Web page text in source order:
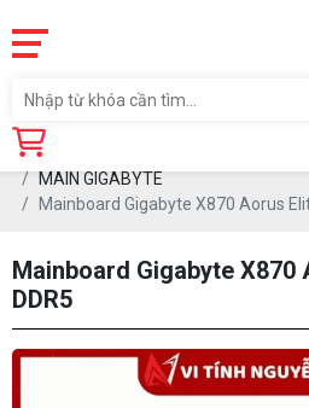
Trang chủ
MAIN GIGABYTE
Mainboard Gigabyte X870 Aorus
Mainboard Gigabyte X870
DDR5